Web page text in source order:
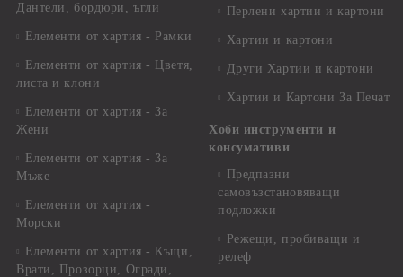
Дантели, бордюри, ъгли
Елементи от хартия - Рамки
Елементи от хартия - Цветя,
листа и клони
Елементи от хартия - За
Жени
Елементи от хартия - За
Мъже
Елементи от хартия -
Морски
Елементи от хартия - Къщи,
Врати, Прозорци, Огради,
Перлени хартии и картони
Хартии и картони
Други Хартии и картони
Хартии и Картони За Печат
Хоби инструменти и
консумативи
Предпазни
самовъзстановяващи
подложки
Режещи, пробиващи и
релеф